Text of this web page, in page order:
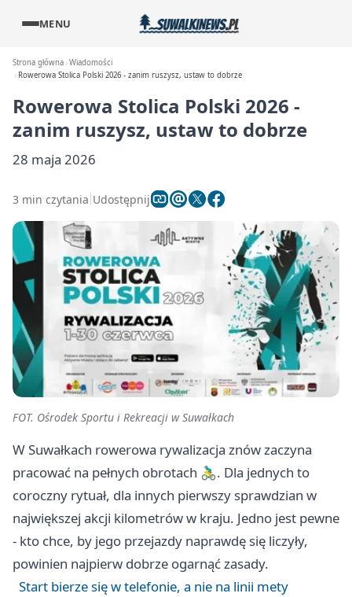
MENU
Strona główna Wiadomości
Rowerowa Stolica Polski 2026 - zanim ruszysz, ustaw to dobrze
Rowerowa Stolica Polski 2026 -
zanim ruszysz, ustaw to dobrze
28 maja 2026
3 min czytania Udostępnij
FOT. Ośrodek Sportu i Rekreacji w Suwałkach
W Suwałkach rowerowa rywalizacja znów zaczyna
pracować na pełnych obrotach 🚴‍♂️. Dla jednych to
coroczny rytuał, dla innych pierwszy sprawdzian w
największej akcji kilometrów w kraju. Jedno jest pewne
- kto chce, by jego przejazdy naprawdę się liczyły,
powinien najpierw dobrze ogarnąć zasady.
Start bierze się w telefonie, a nie na linii mety